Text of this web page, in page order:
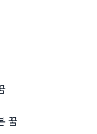
꿈